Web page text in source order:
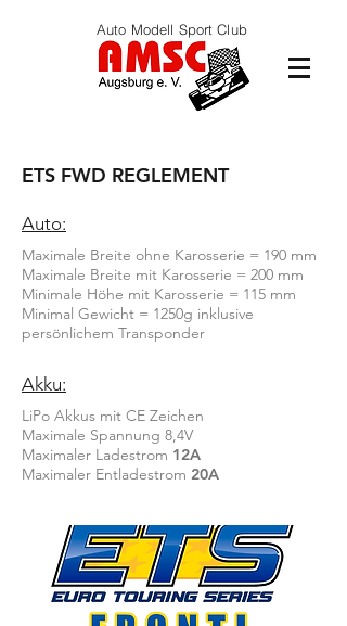
Auto Modell Sport Club
ETS FWD REGLEMENT
Auto:
Maximale Breite ohne Karosserie = 190 mm
Maximale Breite mit Karosserie = 200 mm
Minimale Höhe mit Karosserie = 115 mm
Minimal Gewicht = 1250g inklusive
persönlichem Transponder
Akku:
LiPo Akkus mit CE Zeichen
Maximale Spannung 8,4V
Maximaler Ladestrom 12A
Maximaler Entladestrom 20A